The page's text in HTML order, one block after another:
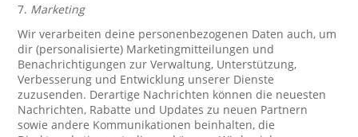
7. Marketing
Wir verarbeiten deine personenbezogenen Daten auch, um
dir (personalisierte) Marketingmitteilungen und
Benachrichtigungen zur Verwaltung, Unterstützung,
Verbesserung und Entwicklung unserer Dienste
zuzusenden. Derartige Nachrichten können die neuesten
Nachrichten, Rabatte und Updates zu neuen Partnern
sowie andere Kommunikationen beinhalten, die